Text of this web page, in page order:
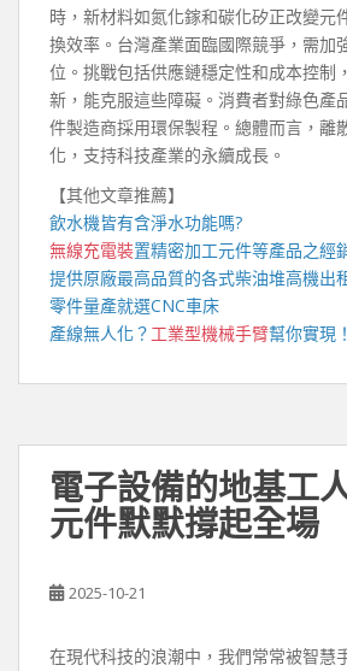
時，新材料如氮化鎵和碳化矽正改變元
換效率。台灣產業面臨國際競爭，需加
位。挑戰包括供應鏈穩定性和成本控制
新，能克服這些障礙。消費者對綠色產
件製造商採用環保製程。總體而言，離
化，支持科技產業的永續成長。
【其他文章推薦】
飲水機皆有含淨水功能嗎?
無線充電裝置精密加工元件等產品之經
提供原廠最高品質的各式柴油堆高機出
零件量產就選CNC車床
產線無人化？ 工業型機械手臂幫你實現！
電子設備的地基工
元件默默撐起全場
2025-10-21
在現代科技的浪潮中，我們常常被智慧